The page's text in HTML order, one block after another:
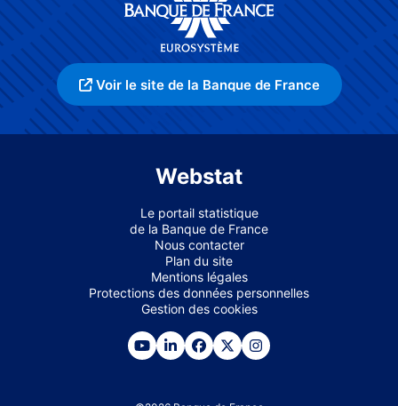
Voir le site de la Banque de France
Webstat
Le portail statistique
de la Banque de France
Nous contacter
Plan du site
Mentions légales
Protections des données personnelles
Gestion des cookies